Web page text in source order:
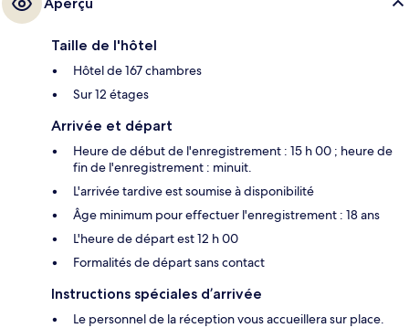
Taille de l'hôtel
Hôtel de 167 chambres
Sur 12 étages
Arrivée et départ
Heure de début de l'enregistrement : 15 h 00 ; heure de
fin de l'enregistrement : minuit.
L'arrivée tardive est soumise à disponibilité
Âge minimum pour effectuer l'enregistrement : 18 ans
L'heure de départ est 12 h 00
Formalités de départ sans contact
Instructions spéciales d’arrivée
Le personnel de la réception vous accueillera sur place.